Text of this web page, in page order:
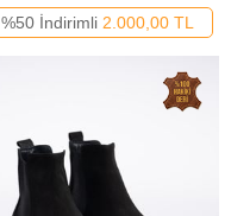
%50 İndirimli 2.000,00 TL